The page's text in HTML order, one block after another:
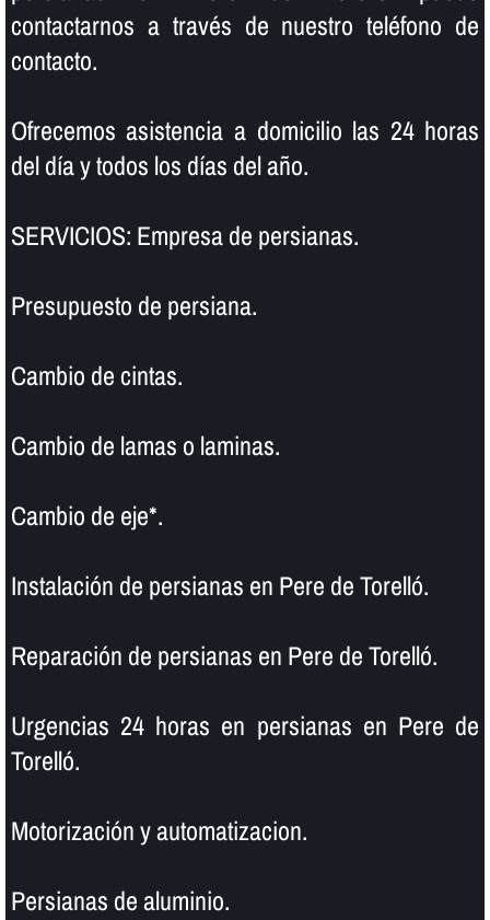
contactarnos a través de nuestro teléfono de
contacto.
Ofrecemos asistencia a domicilio las 24 horas
del dí­a y todos los dí­as del año.
SERVICIOS: Empresa de persianas.
Presupuesto de persiana.
Cambio de cintas.
Cambio de lamas o laminas.
Cambio de eje*.
Instalación de persianas en Pere de Torelló.
Reparación de persianas en Pere de Torelló.
Urgencias 24 horas en persianas en Pere de
Torelló.
Motorización y automatizacion.
Persianas de aluminio.